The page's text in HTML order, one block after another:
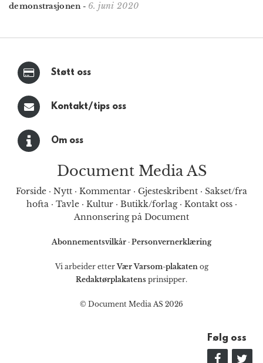
demonstrasjonen- 6. juni 2020
Støtt oss
Kontakt/tips oss
Om oss
Document Media AS
Forside · Nytt · Kommentar · Gjesteskribent · Sakset/fra
hofta· Tavle· Kultur· Butikk/forlag· Kontakt oss·
Annonsering på Document
Abonnementsvilkår · Personvernerklæring
Vi arbeider etterVær Varsom-plakatenog
Redaktørplakatens prinsipper.
© Document Media AS 2026
Følg oss